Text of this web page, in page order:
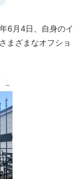
6月4日、自身のイ
まざまなオフショ